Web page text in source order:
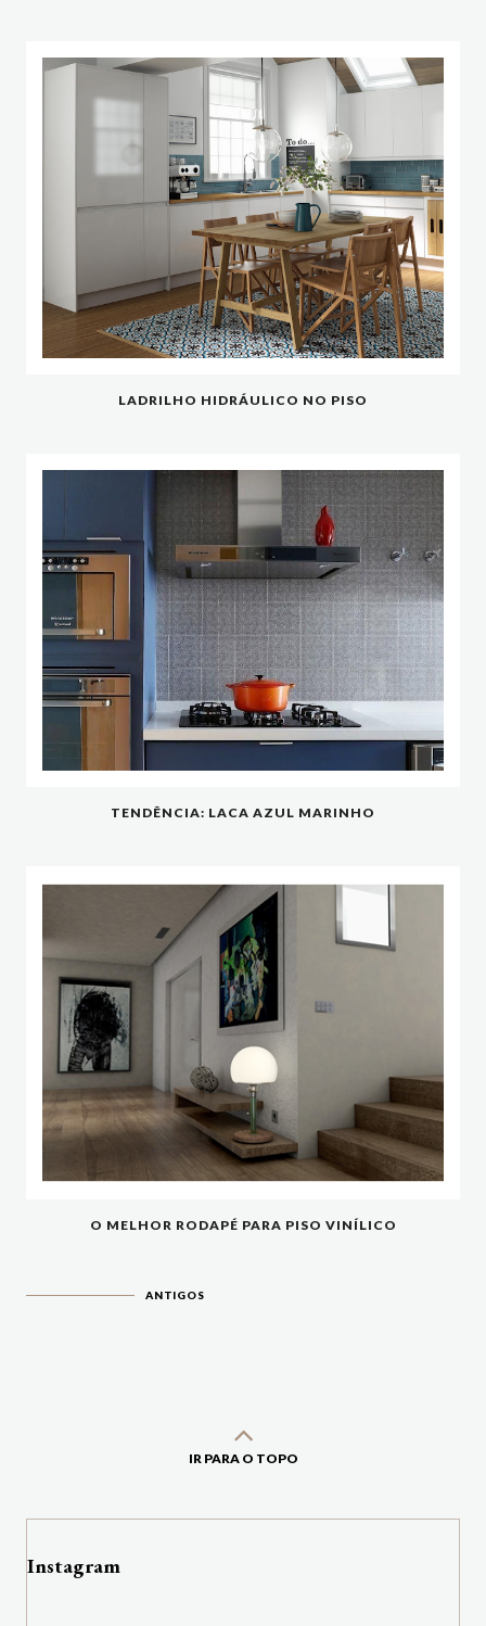
LADRILHO HIDRÁULICO NO PISO
TENDÊNCIA: LACA AZUL MARINHO
O MELHOR RODAPÉ PARA PISO VINÍLICO
ANTIGOS
IR PARA O TOPO
Instagram